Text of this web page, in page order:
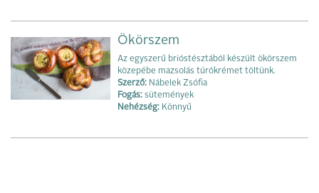
Ökörszem
Az egyszerű brióstésztából készült ökörszem
közepébe mazsolás túrókrémet töltünk.
Szerző: Nábelek Zsófia
Fogás: sütemények
Nehézség: Könnyű